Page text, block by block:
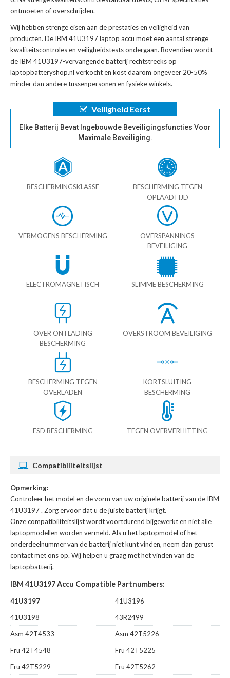
ontmoeten of overschrijden.
Wij hebben strenge eisen aan de prestaties en veiligheid van
producten. De IBM 41U3197 laptop accu moet een aantal strenge
kwaliteitscontroles en veiligheidstests ondergaan. Bovendien wordt
de IBM 41U3197-vervangende batterijrechtstreeks op
laptopbatteryshop.nl verkocht en kost daarom ongeveer 20-50%
minder dan andere tussenpersonen en fysieke winkels.
Veiligheid Eerst
Elke Batterij Bevat Ingebouwde Beveiligingsfuncties Voor
Maximale Beveiliging.
BESCHERMINGSKLASSE
BESCHERMING TEGEN
OPLAADTIJD
VERMOGENS BESCHERMING
OVERSPANNINGS
BEVEILIGING
ELECTROMAGNETISCH SLIMME BESCHERMING
OVER ONTLADING
BESCHERMING
OVERSTROOM BEVEILIGING
BESCHERMING TEGEN
OVERLADEN
KORTSLUITING
BESCHERMING
ESD BESCHERMING TEGEN OVERVERHITTING
Compatibiliteitslijst
Opmerking:
Controleer het model en de vorm van uw originele batterij van de IBM
41U3197. Zorg ervoor dat u de juiste batterij krijgt.
Onze compatibiliteitslijst wordt voortdurend bijgewerkt en niet alle
laptopmodellen worden vermeld. Als u het laptopmodel of het
onderdeelnummer van de batterij niet kunt vinden, neem dan gerust
contact met ons op. Wij helpen u graag met het vinden van de
laptopbatterij.
IBM 41U3197 Accu Compatible Partnumbers:
41U3197
41U3196
41U3198
43R2499
Asm 42T4533
Asm 42T5226
Fru 42T4548
Fru 42T5225
Fru 42T5229
Fru 42T5262